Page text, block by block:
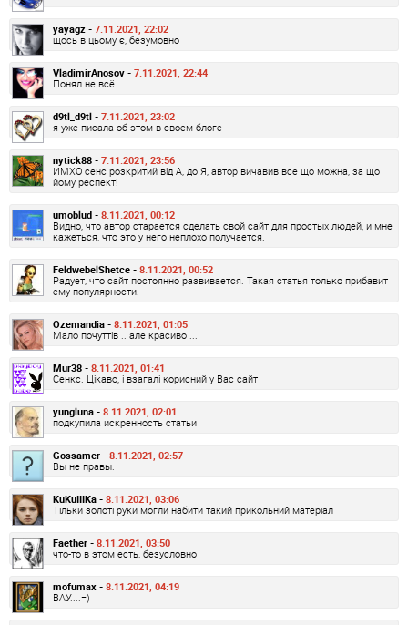
yayagz - 7.11.2021, 22:02
щось в цьому є, безумовно
VladimirAnosov - 7.11.2021, 22:44
Понял не всё.
d9tl_d9tl - 7.11.2021, 23:02
я уже писала об этом в своем блоге
nytick88 - 7.11.2021, 23:56
ИМХО сенс розкритий від А, до Я, автор вичавив все що можна, за що
йому респект!
umoblud - 8.11.2021, 00:12
Видно, что автор старается сделать свой сайт для простых людей, и мне
кажеться, что это у него неплохо получается.
FeldwebelShetce - 8.11.2021, 00:52
Радует, что сайт постоянно развивается. Такая статья только прибавит
ему популярности.
Ozemandia - 8.11.2021, 01:05
Мало почуттів .. але красиво ...
Mur38 - 8.11.2021, 01:41
Сенкс. Цікаво, і взагалі корисний у Вас сайт
yungluna - 8.11.2021, 02:01
подкупила искренность статьи
Gossamer - 8.11.2021, 02:57
Вы не правы.
KuKuIIIKa - 8.11.2021, 03:06
Тільки золоті руки могли набити такий прикольний матеріал
Faether - 8.11.2021, 03:50
что-то в этом есть, безусловно
mofumax - 8.11.2021, 04:19
ВАУ....=)